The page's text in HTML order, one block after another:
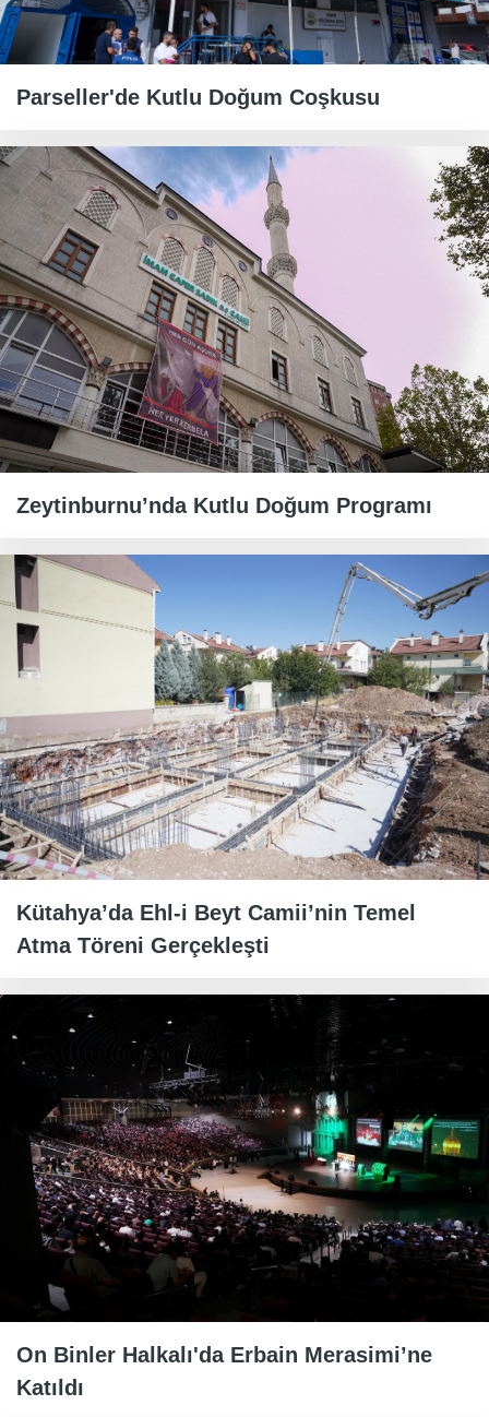
​​​​​​​Parseller'de Kutlu Doğum Coşkusu
Zeytinburnu’nda Kutlu Doğum Programı
Kütahya’da Ehl-i Beyt Camii’nin Temel
Atma Töreni Gerçekleşti
On Binler Halkalı'da Erbain Merasimi’ne
Katıldı